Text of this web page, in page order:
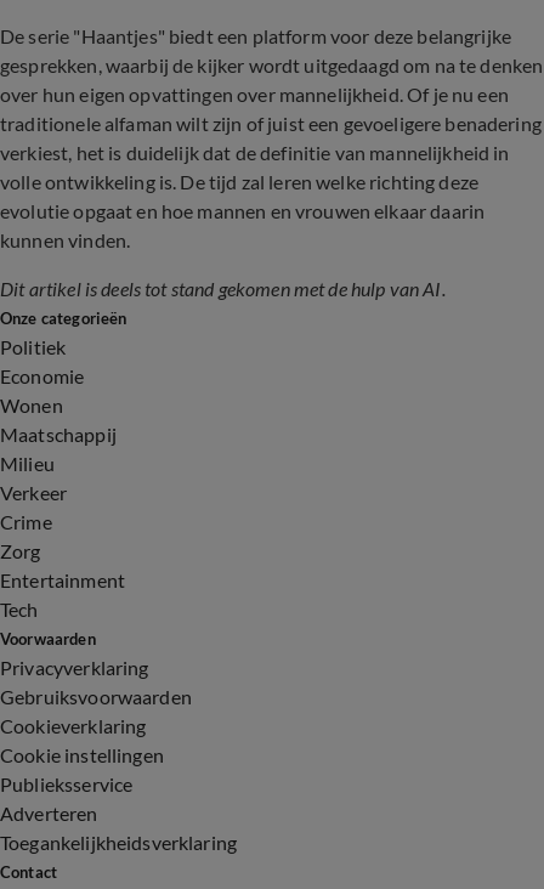
De serie "Haantjes" biedt een platform voor deze belangrijke
gesprekken, waarbij de kijker wordt uitgedaagd om na te denken
over hun eigen opvattingen over mannelijkheid. Of je nu een
traditionele alfaman wilt zijn of juist een gevoeligere benadering
verkiest, het is duidelijk dat de definitie van mannelijkheid in
volle ontwikkeling is. De tijd zal leren welke richting deze
evolutie opgaat en hoe mannen en vrouwen elkaar daarin
kunnen vinden.
Dit artikel is deels tot stand gekomen met de hulp van AI.
Onze categorieën
Politiek
Economie
Wonen
Maatschappij
Milieu
Verkeer
Crime
Zorg
Entertainment
Tech
Voorwaarden
Privacyverklaring
Gebruiksvoorwaarden
Cookieverklaring
Cookie instellingen
Publieksservice
Adverteren
Toegankelijkheidsverklaring
Contact